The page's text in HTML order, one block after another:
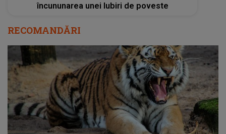
încununarea unei Iubiri de poveste
RECOMANDĂRI